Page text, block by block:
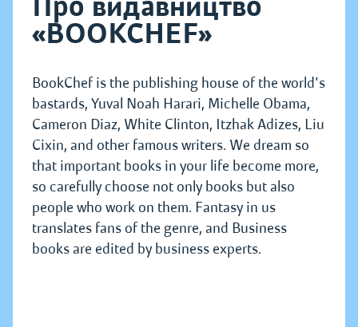
«BOOKCHEF»
BookChef is the publishing house of the world's
bastards, Yuval Noah Harari, Michelle Obama,
Cameron Diaz, White Clinton, Itzhak Adizes, Liu
Cixin, and other famous writers. We dream so
that important books in your life become more,
so carefully choose not only books but also
people who work on them. Fantasy in us
translates fans of the genre, and Business
books are edited by business experts.